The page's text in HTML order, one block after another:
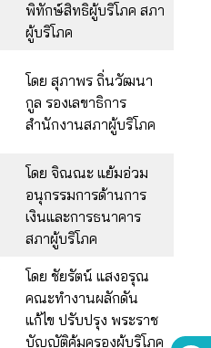
พิทักษ์สิทธิผู้บริโภค สภา
ผู้บริโภค
โดย สุภาพร ถิ่นวัฒนา
กูล รองเลขาธิการ
สำนักงานสภาผู้บริโภค
โดย จิณณะ แย้มอ่วม
อนุกรรมการด้านการ
เงินและการธนาคาร
สภาผู้บริโภค
โดย ชัยรัตน์ แสงอรุณ
คณะทำงานผลักดัน
แก้ไข ปรับปรุง พระราช
บัญญัติคุ้มครองผู้บริโภค